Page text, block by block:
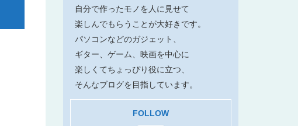
自分で作ったモノを人に見せて
楽しんでもらうことが大好きです。
パソコンなどのガジェット、
ギター、ゲーム、映画を中心に
楽しくてちょっぴり役に立つ、
そんなブログを目指しています。
FOLLOW